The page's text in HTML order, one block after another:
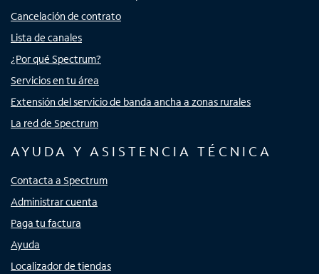
Cancelación de contrato
Lista de canales
¿Por qué Spectrum?
Servicios en tu área
Extensión del servicio de banda ancha a zonas rurales
La red de Spectrum
AYUDA Y ASISTENCIA TÉCNICA
Contacta a Spectrum
Administrar cuenta
Paga tu factura
Ayuda
Localizador de tiendas